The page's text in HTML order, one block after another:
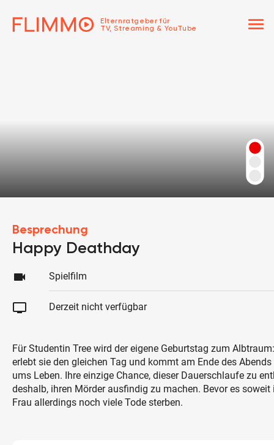
Elternratgeber für
TV, Streaming & YouTube
menu
Besprechung
Happy Deathday
videocam Spielfilm
tv Derzeit nicht verfügbar
Für Studentin Tree wird der eigene Geburtstag zum
erlebt sie den gleichen Tag und kommt am Ende des
ums Leben. Ihre einzige Chance, dieser Dauerschlaufe zu
deshalb, ihren Mörder ausfindig zu machen. Bevor es
Frau allerdings noch viele Tode sterben.